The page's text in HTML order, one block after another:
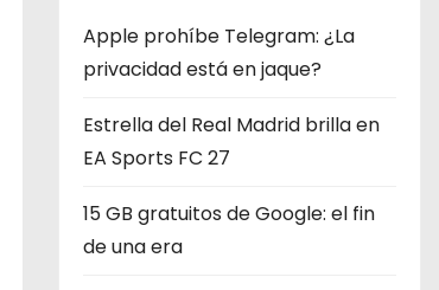
Apple prohíbe Telegram: ¿La
privacidad está en jaque?
Estrella del Real Madrid brilla en
EA Sports FC 27
15 GB gratuitos de Google: el fin
de una era